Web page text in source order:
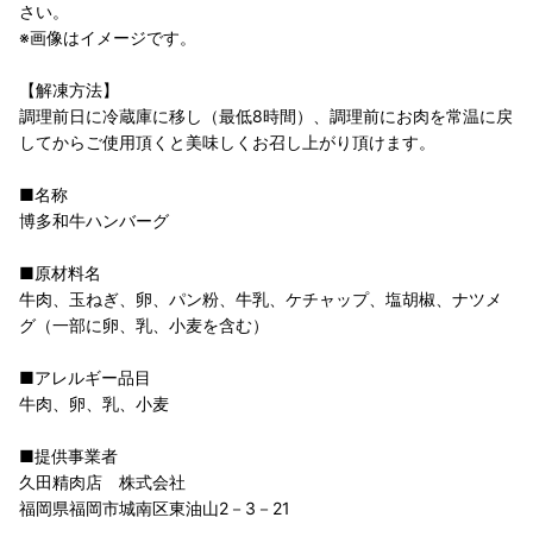
さい。
※画像はイメージです。
【解凍方法】
調理前日に冷蔵庫に移し（最低8時間）、調理前にお肉を常温に戻
してからご使用頂くと美味しくお召し上がり頂けます。
■名称
博多和牛ハンバーグ
■原材料名
牛肉、玉ねぎ、卵、パン粉、牛乳、ケチャップ、塩胡椒、ナツメ
グ（一部に卵、乳、小麦を含む）
■アレルギー品目
牛肉、卵、乳、小麦
■提供事業者
久田精肉店 株式会社
福岡県福岡市城南区東油山2－3－21